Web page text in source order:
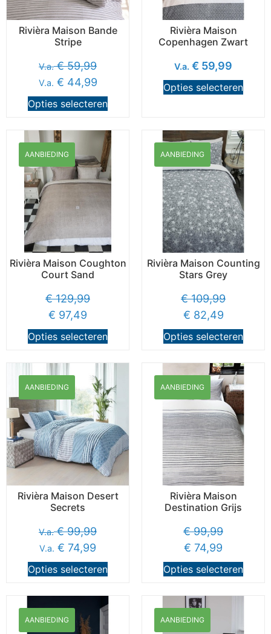
Rivièra Maison Bande
Stripe
V.a. €59,99
V.a. € 44,99
Opties selecteren
Rivièra Maison
Copenhagen Zwart
V.a. € 59,99
Opties selecteren
AANBIEDING
Rivièra Maison Coughton
Court Sand
€129,99
€ 97,49
Opties selecteren
AANBIEDING
Rivièra Maison Counting
Stars Grey
€109,99
€ 82,49
Opties selecteren
AANBIEDING
Rivièra Maison Desert
Secrets
V.a. €99,99
V.a. € 74,99
Opties selecteren
AANBIEDING
Rivièra Maison
Destination Grijs
€99,99
€ 74,99
Opties selecteren
AANBIEDING AANBIEDING